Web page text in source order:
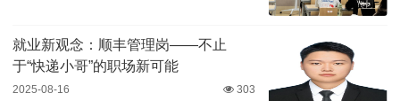
就业新观念：顺丰管理岗——不止
于“快递小哥”的职场新可能
2025-08-16 303